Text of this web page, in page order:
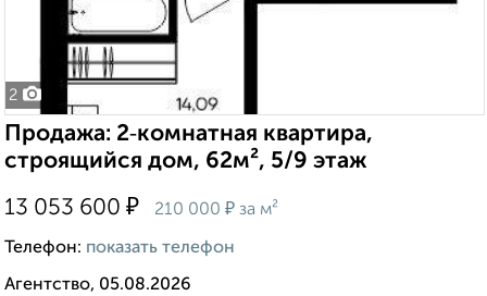
2
Продажа: 2‑комнатная квартира,
строящийся дом, 62м², 5/9 этаж
13 053 600 ₽ 210 000 ₽ за м²
Телефон: показать телефон
Агентство, 05.08.2026